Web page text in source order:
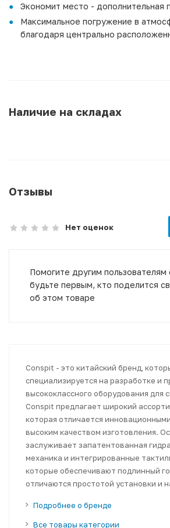
Экономит место - дополнительная
Максимальное погружение в
благодаря центрально
Наличие на складах
Отзывы
Нет оценок
Помогите другим
будьте первым, кто поделится
об этом товаре
Conspit - это китайский бренд,
специализируется на разработке и
высококлассного оборудования для
Conspit предлагает широкий
которая отличается
высоким качеством изготовления.
заслуживает запатентованная
механика и интегрированные
которые обеспечивают подлинный
отличаются простотой установки и
Подробнее о бренде
Все товары категории